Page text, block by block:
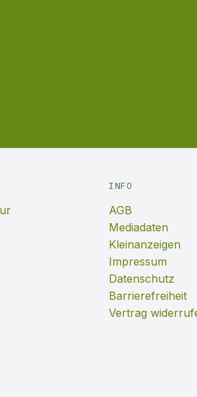
INFO
AGB
Mediadaten
Kleinanzeigen
Impressum
Datenschutz
Barrierefreiheit
Vertrag